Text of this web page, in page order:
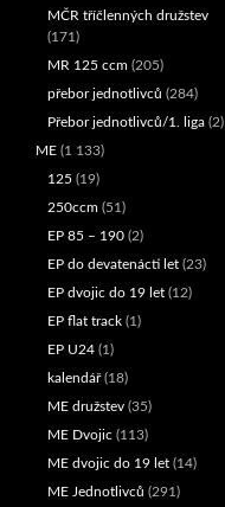
MČR tříčlenných družstev
(171)
MR 125 ccm (205)
přebor jednotlivců (284)
Přebor jednotlivců/1. liga (2)
ME (1 133)
125 (19)
250ccm (51)
EP 85 – 190 (2)
EP do devatenácti let (23)
EP dvojic do 19 let (12)
EP flat track (1)
EP U24 (1)
kalendář(18)
ME družstev (35)
ME Dvojic (113)
ME dvojic do 19 let (14)
ME Jednotlivců (291)